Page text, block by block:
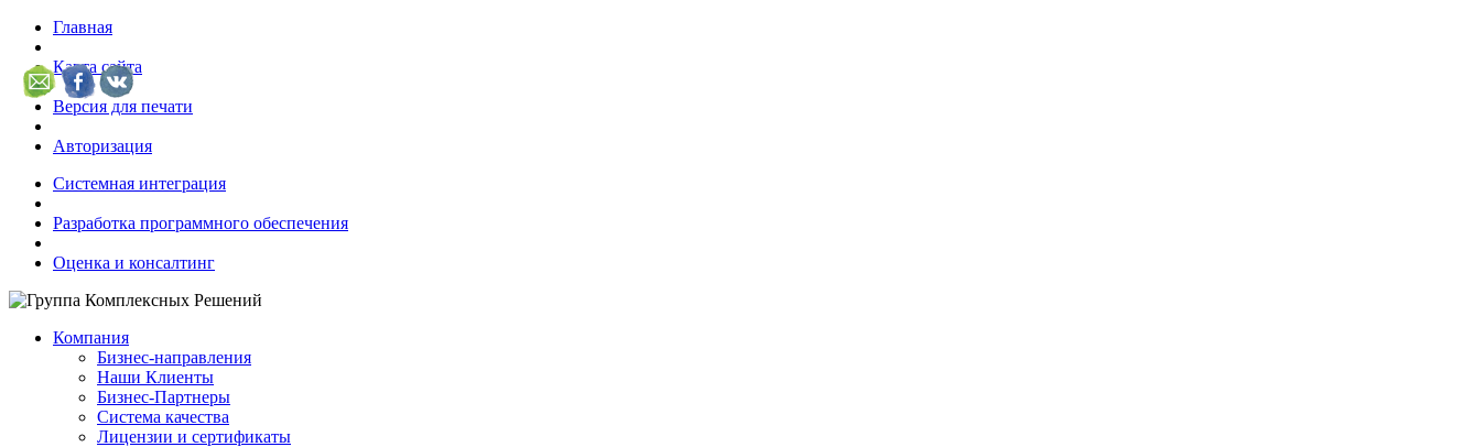
Главная
Карта сайта
Версия для печати
Авторизация
Системная интеграция
Разработка программного обеспечения
Оценка и консалтинг
Компания
Бизнес-направления
Наши Клиенты
Бизнес-Партнеры
Система качества
Лицензии и сертификаты